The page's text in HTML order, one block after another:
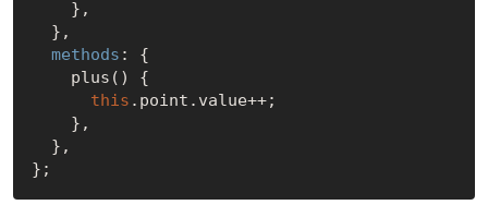
methods : {
this .point.value++;